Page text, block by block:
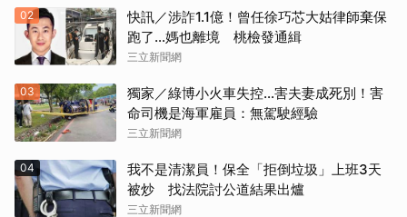
02
快訊／涉詐1.1億！曾任徐巧芯大姑律師棄保
跑了…媽也離境 桃檢發通緝
三立新聞網
03
獨家／綠博小火車失控…害夫妻成死別！害
命司機是海軍雇員：無駕駛經驗
三立新聞網
04
我不是清潔員！保全「拒倒垃圾」上班3天
被炒 找法院討公道結果出爐
三立新聞網